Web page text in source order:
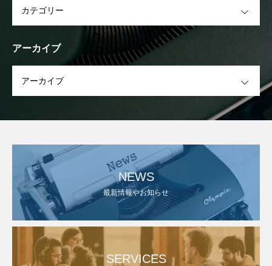
アーカイブ
NEWS
最新情報やお知らせ
SERVICES